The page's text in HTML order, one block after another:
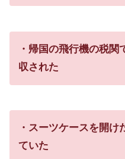
・帰国の飛行機の税
収された
・スーツケースを開け
ていた